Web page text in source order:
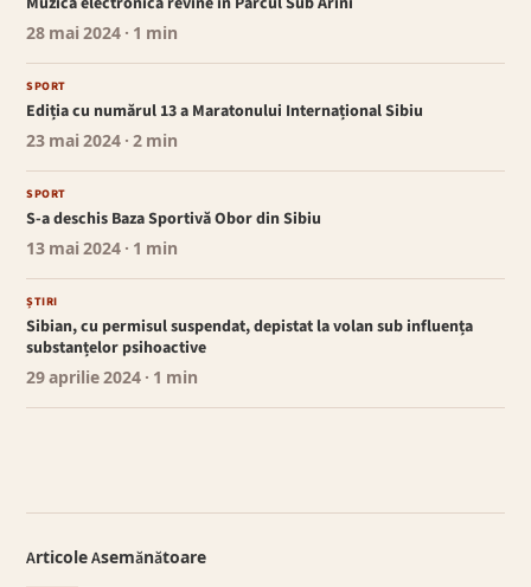
28 mai 2024 · 1 min
SPORT
Ediția cu numărul 13 a Maratonului Internațional Sibiu
23 mai 2024 · 2 min
SPORT
S-a deschis Baza Sportivă Obor din Sibiu
13 mai 2024 · 1 min
ȘTIRI
Sibian, cu permisul suspendat, depistat la volan sub influența
substanțelor psihoactive
29 aprilie 2024 · 1 min
Articole Asemănătoare